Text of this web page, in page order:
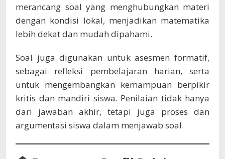
merancang soal yang menghubungkan materi
dengan kondisi lokal, menjadikan matematika
lebih dekat dan mudah dipahami.
Soal juga digunakan untuk asesmen formatif,
sebagai refleksi pembelajaran harian, serta
untuk mengembangkan kemampuan berpikir
kritis dan mandiri siswa. Penilaian tidak hanya
dari jawaban akhir, tetapi juga proses dan
argumentasi siswa dalam menjawab soal.